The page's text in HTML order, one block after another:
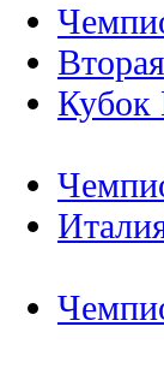
Кубок